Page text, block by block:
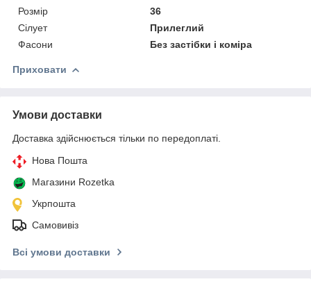
Розмір
36
Сілует
Прилеглий
Фасони
Без застібки і коміра
Приховати
Умови доставки
Доставка здійснюється тільки по передоплаті.
Нова Пошта
Магазини Rozetka
Укрпошта
Самовивіз
Всі умови доставки